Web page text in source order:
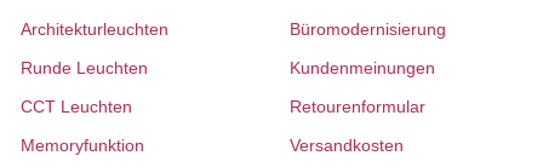
Architekturleuchten
Runde Leuchten
CCT Leuchten
Memoryfunktion
Büromodernisierung
Kundenmeinungen
Retourenformular
Versandkosten